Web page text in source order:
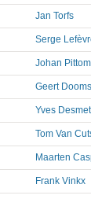
Jan Torfs
Serge
Johan
Geert Dooms
Yves Desmet
Tom Van
Maarten
Frank Vinkx